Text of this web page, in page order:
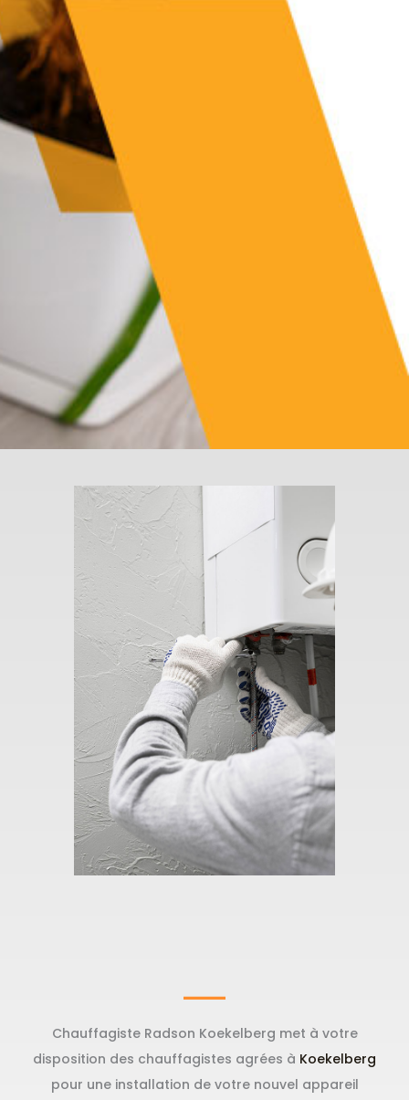
Chauffagiste Radson Koekelberg met à votre
disposition des chauffagistes agrées à Koekelberg
pour une installation de votre nouvel appareil